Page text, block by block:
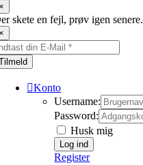
skete en fejl, prøv igen senere.
Konto
Username:
Password:
Husk mig
Register